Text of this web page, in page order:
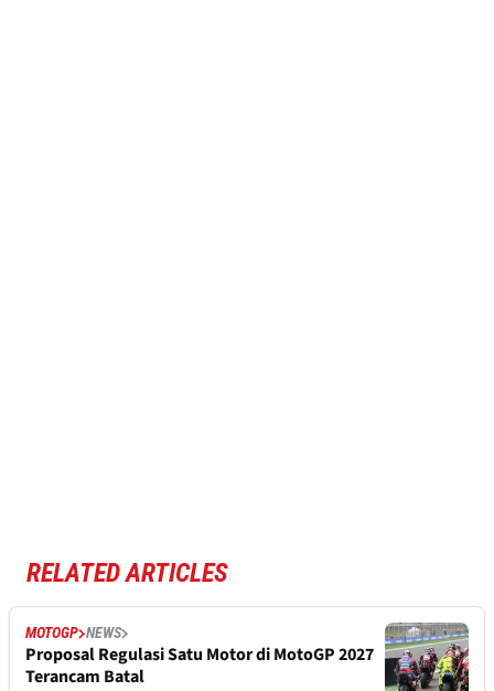
RELATED ARTICLES
MOTOGP NEWS
Proposal Regulasi Satu Motor di MotoGP 2027
Terancam Batal